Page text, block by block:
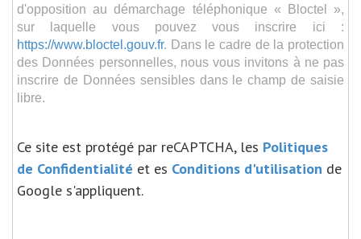
d'opposition au démarchage téléphonique « Bloctel »,
sur laquelle vous pouvez vous inscrire ici :
https://www.bloctel.gouv.fr. Dans le cadre de la protection
des Données personnelles, nous vous invitons à ne pas
inscrire de Données sensibles dans le champ de saisie
libre.
Ce site est protégé par reCAPTCHA, les Politiques
de Confidentialité et es Conditions d'utilisation de
Google s'appliquent.